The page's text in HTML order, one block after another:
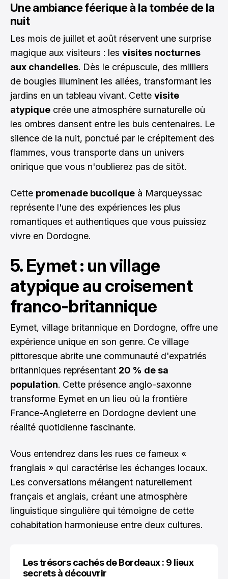
Une ambiance féerique à la tombée de la
nuit
Les mois de juillet et août réservent une surprise
magique aux visiteurs : les visites nocturnes
aux chandelles. Dès le crépuscule, des milliers
de bougies illuminent les allées, transformant les
jardins en un tableau vivant. Cette visite
atypique crée une atmosphère surnaturelle où
les ombres dansent entre les buis centenaires. Le
silence de la nuit, ponctué par le crépitement des
flammes, vous transporte dans un univers
onirique que vous n'oublierez pas de sitôt.
Cette promenade bucolique à Marqueyssac
représente l'une des expériences les plus
romantiques et authentiques que vous puissiez
vivre en Dordogne.
5. Eymet : un village
atypique au croisement
franco-britannique
Eymet, village britannique en Dordogne, offre une
expérience unique en son genre. Ce village
pittoresque abrite une communauté d'expatriés
britanniques représentant 20 % de sa
population. Cette présence anglo-saxonne
transforme Eymet en un lieu où la frontière
France-Angleterre en Dordogne devient une
réalité quotidienne fascinante.
Vous entendrez dans les rues ce fameux «
franglais » qui caractérise les échanges locaux.
Les conversations mélangent naturellement
français et anglais, créant une atmosphère
linguistique singulière qui témoigne de cette
cohabitation harmonieuse entre deux cultures.
Les trésors cachés de Bordeaux : 9 lieux
secrets à découvrir